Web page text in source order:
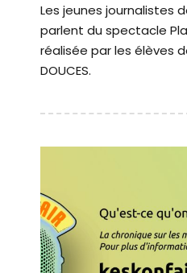
Les jeunes journalistes
parlent du spectacle
réalisée par les élèves
DOUCES.